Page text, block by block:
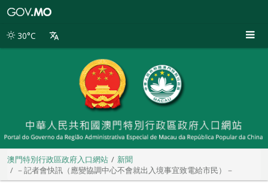
別
30°C
澳門特別行政區政府入口網站
新聞
－記者會快訊（應變協調中心不會就出入境事宜致電給市民）－